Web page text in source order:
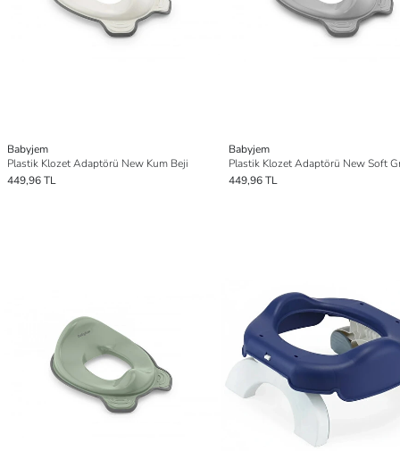
Babyjem
Plastik Klozet Adaptörü New Kum Beji
449,96 TL
Babyjem
Plastik Klozet Adaptörü New Soft
449,96 TL